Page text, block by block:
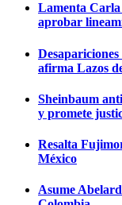
Lamenta
aprobar
afirma Lazos
Sheinbaum
y promete
Resalta
México
Asume